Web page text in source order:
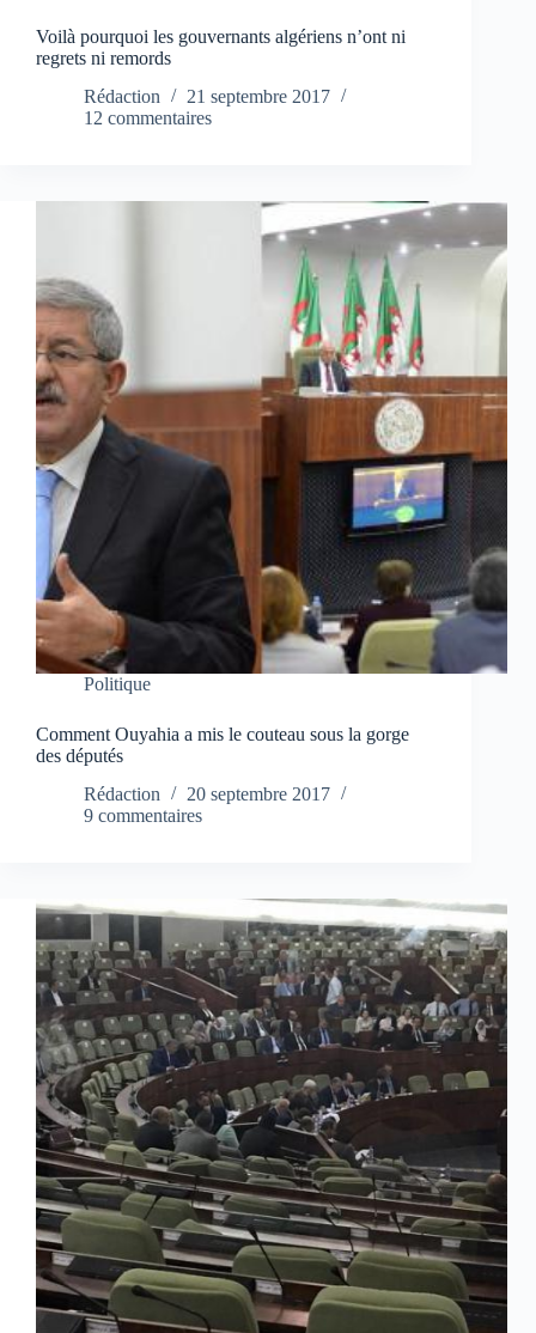
Voilà pourquoi les gouvernants algériens n’ont ni
regrets ni remords
Rédaction
21 septembre 2017
12 commentaires
Politique
Comment Ouyahia a mis le couteau sous la gorge
des députés
Rédaction
20 septembre 2017
9 commentaires